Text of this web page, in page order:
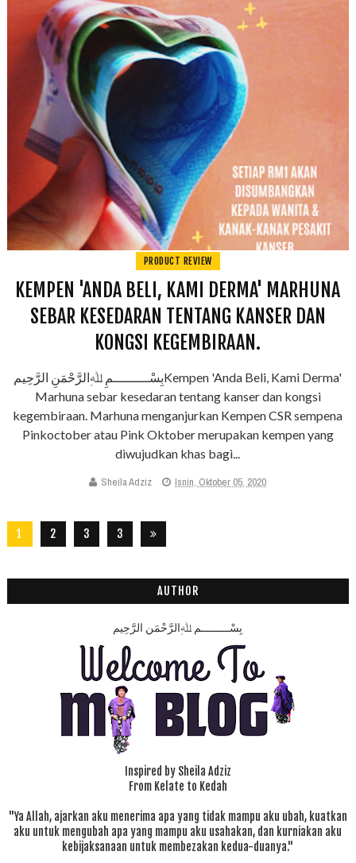
PRODUCT REVIEW
KEMPEN 'ANDA BELI, KAMI DERMA' MARHUNA
SEBAR KESEDARAN TENTANG KANSER DAN
KONGSI KEGEMBIRAAN.
بِسْـــــــــمِ ﷲِالرَّحْمَنِ الرَّحِيمKempen 'Anda Beli, Kami Derma'
Marhuna sebar kesedaran tentang kanser dan kongsi
kegembiraan. Marhuna menganjurkan Kempen CSR sempena
Pinkoctober atau Pink Oktober merupakan kempen yang
diwujudkan khas bagi...
Sheila Adziz Isnin, Oktober 05, 2020
1 2 3
3
AUTHOR
بِسْـــــــــمِ ﷲِالرَّحْمَنِ الرَّحِيم
Inspired by Sheila Adziz
From Kelate to Kedah
"Ya Allah, ajarkan aku menerima apa yang tidak mampu aku ubah, kuatkan
aku untuk mengubah apa yang mampu aku usahakan, dan kurniakan aku
kebijaksanaan untuk membezakan kedua-duanya."